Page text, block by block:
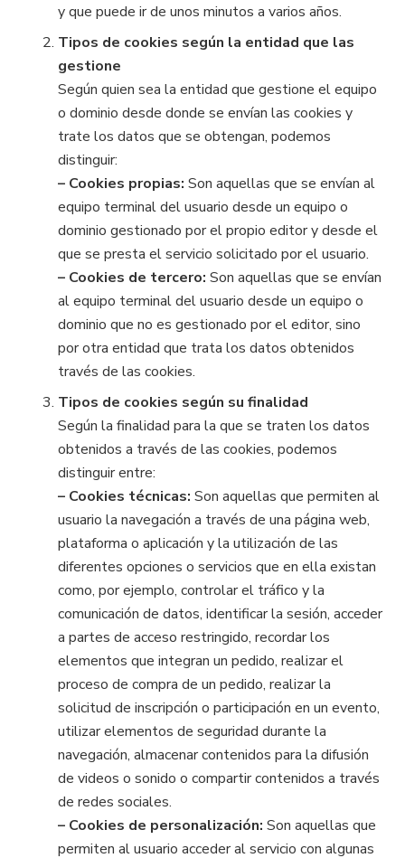
y que puede ir de unos minutos a varios años.
Tipos de cookies según la entidad que las
gestione
Según quien sea la entidad que gestione el equipo
o dominio desde donde se envían las cookies y
trate los datos que se obtengan, podemos
distinguir:
– Cookies propias: Son aquellas que se envían al
equipo terminal del usuario desde un equipo o
dominio gestionado por el propio editor y desde el
que se presta el servicio solicitado por el usuario.
– Cookies de tercero: Son aquellas que se envían
al equipo terminal del usuario desde un equipo o
dominio que no es gestionado por el editor, sino
por otra entidad que trata los datos obtenidos
través de las cookies.
Tipos de cookies según su finalidad
Según la finalidad para la que se traten los datos
obtenidos a través de las cookies, podemos
distinguir entre:
– Cookies técnicas: Son aquellas que permiten al
usuario la navegación a través de una página web,
plataforma o aplicación y la utilización de las
diferentes opciones o servicios que en ella existan
como, por ejemplo, controlar el tráfico y la
comunicación de datos, identificar la sesión, acceder
a partes de acceso restringido, recordar los
elementos que integran un pedido, realizar el
proceso de compra de un pedido, realizar la
solicitud de inscripción o participación en un evento,
utilizar elementos de seguridad durante la
navegación, almacenar contenidos para la difusión
de videos o sonido o compartir contenidos a través
de redes sociales.
– Cookies de personalización: Son aquellas que
permiten al usuario acceder al servicio con algunas